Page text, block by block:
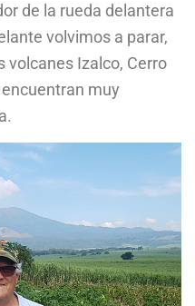
de la rueda delantera
volvimos a parar,
volcanes Izalco, Cerro
muy